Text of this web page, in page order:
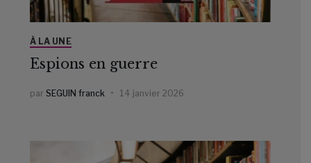
À LA UNE
Espions en guerre
par SEGUIN franck 14 janvier 2026